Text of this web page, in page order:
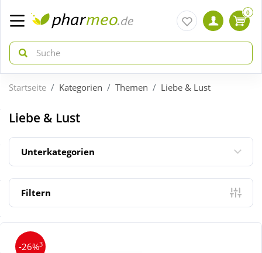
zurück
Gratis dazu
Neuheiten
zurück
Bio & Genuss
Diabetes
0
Startseite Kategorien Themen Liebe & Lust
Liebe & Lust
Unterkategorien
Filtern
-26%3